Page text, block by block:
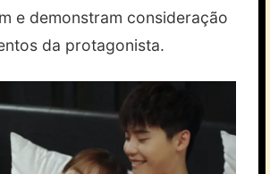
e demonstram consideração
da protagonista.